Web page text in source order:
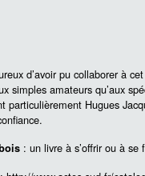
d’avoir pu collaborer à
simples amateurs qu’aux
particulièrement Hugues
: un livre à s’offrir ou à